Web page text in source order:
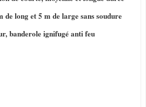
de long et 5 m de large sans soudure
banderole ignifugé anti feu